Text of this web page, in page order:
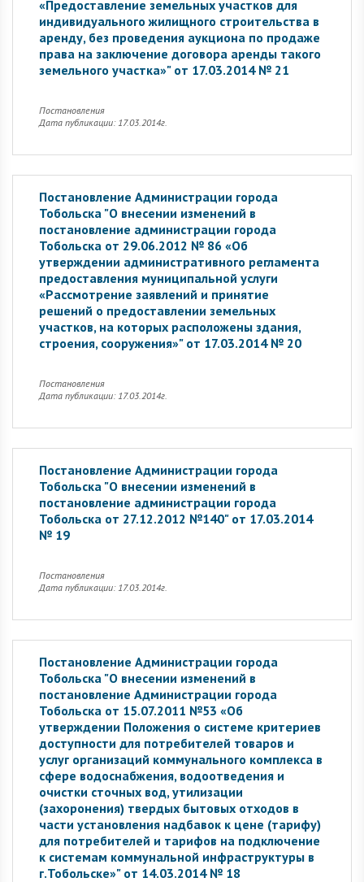
«Предоставление земельных участков для
индивидуального жилищного строительства в
аренду, без проведения аукциона по продаже
права на заключение договора аренды такого
земельного участка»" от 17.03.2014 № 21
Постановления
Дата публикации: 17.03.2014г.
Постановление Администрации города
Тобольска "О внесении изменений в
постановление администрации города
Тобольска от 29.06.2012 № 86 «Об
утверждении административного регламента
предоставления муниципальной услуги
«Рассмотрение заявлений и принятие
решений о предоставлении земельных
участков, на которых расположены здания,
строения, сооружения»" от 17.03.2014 № 20
Постановления
Дата публикации: 17.03.2014г.
Постановление Администрации города
Тобольска "О внесении изменений в
постановление администрации города
Тобольска от 27.12.2012 №140" от 17.03.2014
№ 19
Постановления
Дата публикации: 17.03.2014г.
Постановление Администрации города
Тобольска "О внесении изменений в
постановление Администрации города
Тобольска от 15.07.2011 №53 «Об
утверждении Положения о системе критериев
доступности для потребителей товаров и
услуг организаций коммунального комплекса в
сфере водоснабжения, водоотведения и
очистки сточных вод, утилизации
(захоронения) твердых бытовых отходов в
части установления надбавок к цене (тарифу)
для потребителей и тарифов на подключение
к системам коммунальной инфраструктуры в
г.Тобольске»" от 14.03.2014 № 18